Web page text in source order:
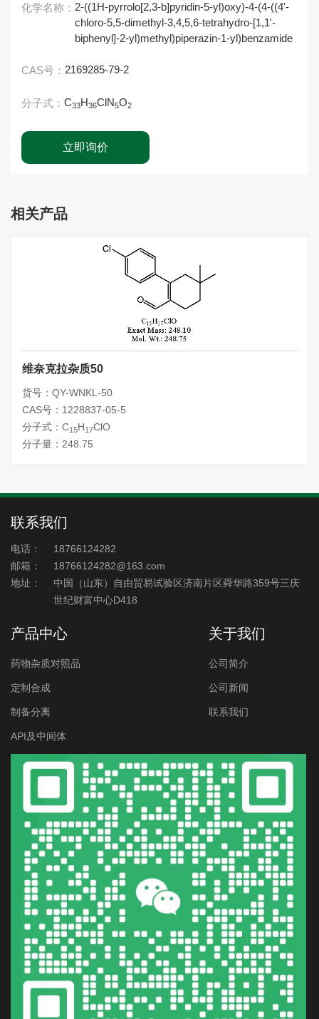
化学名称： 2-((1H-pyrrolo[2,3-b]pyridin-5-yl)oxy)-4-(4-((4'-
chloro-5,5-dimethyl-3,4,5,6-tetrahydro-[1,1'-
biphenyl]-2-yl)methyl)piperazin-1-yl)benzamide
CAS号： 2169285-79-2
分子式： C33H36ClN5O2
立即询价
相关产品
维奈克拉杂质50
货号：QY-WNKL-50
CAS号：1228837-05-5
分子式：C15H17ClO
分子量：248.75
联系我们
电话：
18766124282
邮箱：
18766124282@163.com
地址：
中国（山东）自由贸易试验区济南片区舜华路359号三庆
世纪财富中心D418
产品中心
药物杂质对照品
定制合成
制备分离
API及中间体
关于我们
公司简介
公司新闻
联系我们